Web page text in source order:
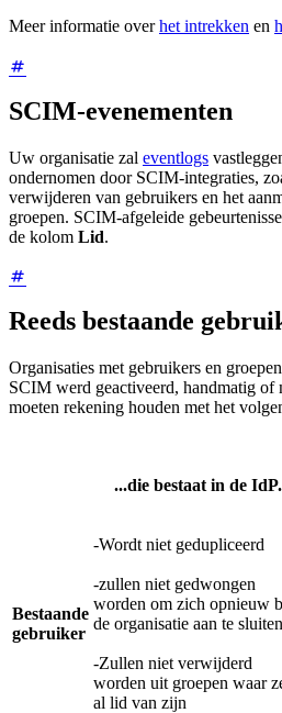
Meer informatie overhet intrekken en
SCIM-evenementen
Uw organisatie zal eventlogs
ondernomen door SCIM-integraties,
verwijderen van gebruikers en het
groepen. SCIM-afgeleide
de kolom Lid.
Reeds bestaande
Organisaties met gebruikers en
SCIM werd geactiveerd, handmatig of
moeten rekening houden met het
...die bestaat in de IdP.
Bestaande
gebruiker
-Wordt niet gedupliceerd
-zullen niet gedwongen
worden om zich opnieuw
de organisatie aan te sluiten
-Zullen niet verwijderd
worden uit groepen waar
al lid van zijn